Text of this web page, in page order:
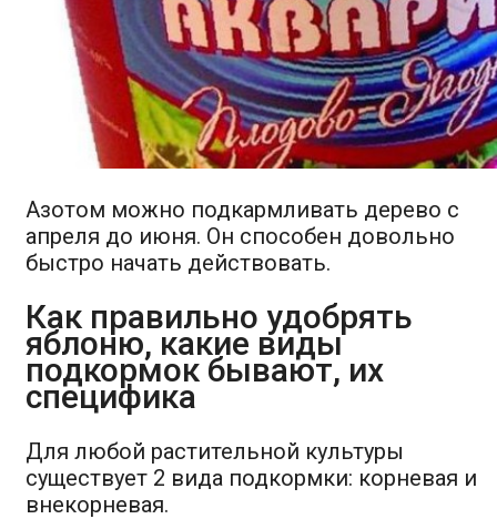
Азотом можно подкармливать дерево с
апреля до июня. Он способен довольно
быстро начать действовать.
Как правильно удобрять
яблоню, какие виды
подкормок бывают, их
специфика
Для любой растительной культуры
существует 2 вида подкормки: корневая и
внекорневая.